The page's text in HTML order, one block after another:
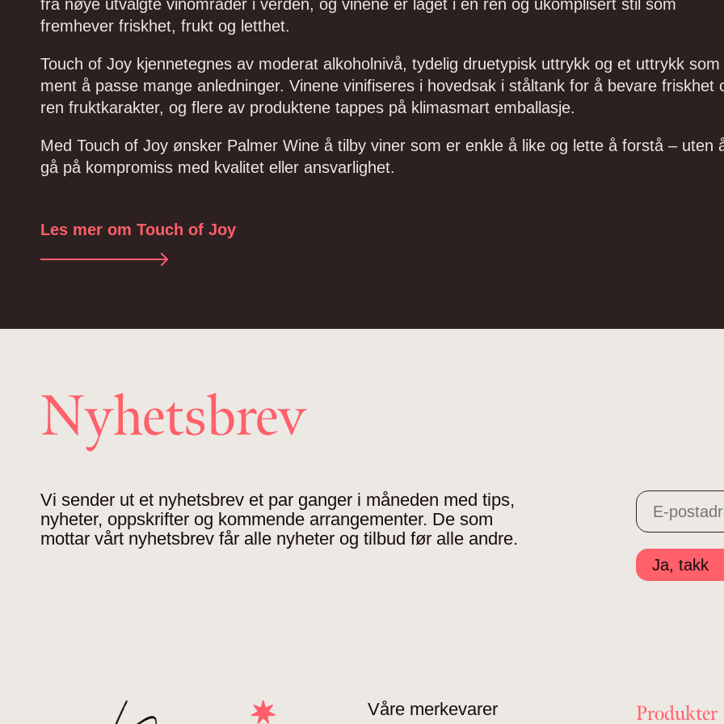
fra nøye utvalgte vinområder i verden, og vinene er laget i en ren og ukomplisert stil som
fremhever friskhet, frukt og letthet.
Touch of Joy kjennetegnes av moderat alkoholnivå, tydelig druetypisk uttrykk og et uttrykk som
ment å passe mange anledninger. Vinene vinifiseres i hovedsak i ståltank for å bevare friskhet
ren fruktkarakter, og flere av produktene tappes på klimasmart emballasje.
Med Touch of Joy ønsker Palmer Wine å tilby viner som er enkle å like og lette å forstå – uten
gå på kompromiss med kvalitet eller ansvarlighet.
Les mer om Touch of Joy
Nyhetsbrev
Vi sender ut et nyhetsbrev et par ganger i måneden med tips,
nyheter, oppskrifter og kommende arrangementer. De som
mottar vårt nyhetsbrev får alle nyheter og tilbud før alle andre.
Ja, takk
Våre merkevarer
Produkter